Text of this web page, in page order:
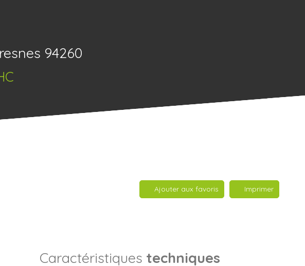
94260
Ajouter aux favoris Imprimer
Caractéristiques techniques